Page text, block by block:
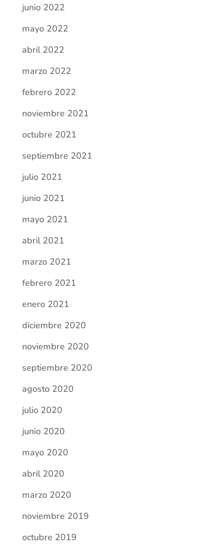
junio 2022
mayo 2022
abril 2022
marzo 2022
febrero 2022
noviembre 2021
octubre 2021
septiembre 2021
julio 2021
junio 2021
mayo 2021
abril 2021
marzo 2021
febrero 2021
enero 2021
diciembre 2020
noviembre 2020
septiembre 2020
agosto 2020
julio 2020
junio 2020
mayo 2020
abril 2020
marzo 2020
noviembre 2019
octubre 2019